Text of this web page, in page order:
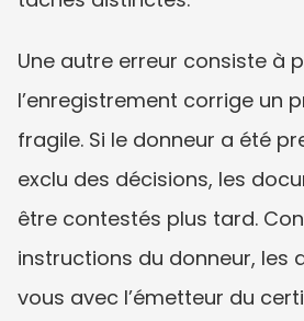
Une autre erreur consiste à
l’enregistrement corrige un
fragile. Si le donneur a été
exclu des décisions, les
être contestés plus tard.
instructions du donneur, les
vous avec l’émetteur du